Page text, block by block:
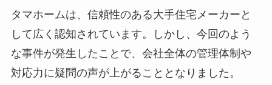
タマホームは、信頼性のある大手住宅メーカーと
して広く認知されています。しかし、今回のよう
な事件が発生したことで、会社全体の管理体制や
対応力に疑問の声が上がることとなりました。